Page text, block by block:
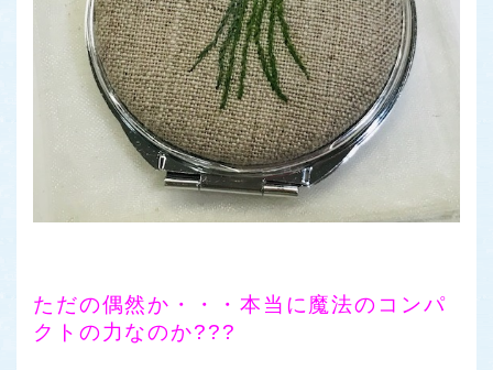
ただの偶然か・・・本当に魔法のコンパ
クトの力なのか???